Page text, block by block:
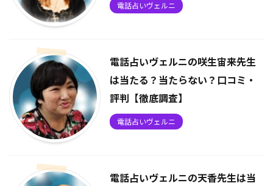
電話占いヴェルニ
電話占いヴェルニの咲生宙来先生
は当たる？当たらない？口コミ・
評判【徹底調査】
電話占いヴェルニ
電話占いヴェルニの天香先生は当